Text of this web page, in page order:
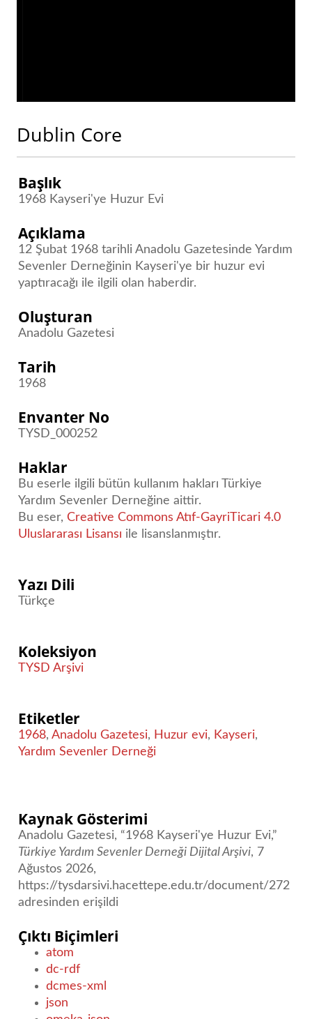
Dublin Core
Başlık
1968 Kayseri'ye Huzur Evi
Açıklama
12 Şubat 1968 tarihli Anadolu Gazetesinde Yardım
Sevenler Derneğinin Kayseri'ye bir huzur evi
yaptıracağı ile ilgili olan haberdir.
Oluşturan
Anadolu Gazetesi
Tarih
1968
Envanter No
TYSD_000252
Haklar
Bu eserle ilgili bütün kullanım hakları Türkiye
Yardım Sevenler Derneğine aittir.
Bu eser,Creative Commons Atıf-GayriTicari 4.0
Uluslararası Lisansı ile lisanslanmıştır.
Yazı Dili
Türkçe
Koleksiyon
TYSD Arşivi
Etiketler
1968,Anadolu Gazetesi, Huzur evi, Kayseri,
Yardım Sevenler Derneği
Kaynak Gösterimi
Anadolu Gazetesi, “1968 Kayseri'ye Huzur Evi,”
Türkiye Yardım Sevenler Derneği Dijital Arşivi, 7
Ağustos 2026,
https://tysdarsivi.hacettepe.edu.tr/document/272
adresinden erişildi
Çıktı Biçimleri
atom
dc-rdf
dcmes-xml
json